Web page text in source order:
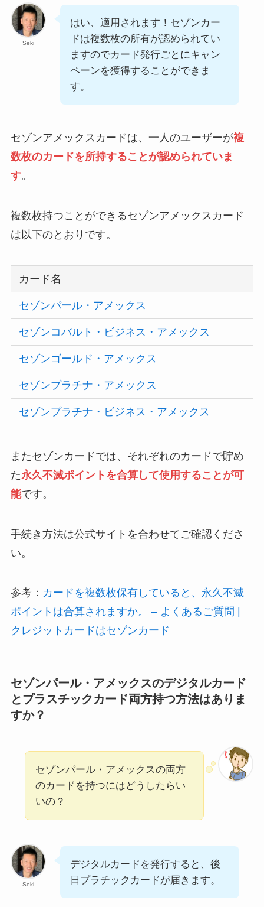
Seki
はい、適用されます！セゾンカー
ドは複数枚の所有が認められてい
ますのでカード発行ごとにキャン
ペーンを獲得することができま
す。
セゾンアメックスカードは、一人のユーザーが複
数枚のカードを所持することが認められていま
す。
複数枚持つことができるセゾンアメックスカード
は以下のとおりです。
カード名
セゾンパール・ アメックス
セゾンコバルト・ビジネス・アメックス
セゾンゴールド・アメックス
セゾンプラチナ・アメックス
セゾンプラチナ・ビジネス・アメックス
またセゾンカードでは、それぞれのカードで貯め
た永久不滅ポイントを合算して使用することが可
能です。
手続き方法は公式サイトを合わせてご確認くださ
い。
参考： カードを複数枚保有していると、永久不滅
ポイントは合算されますか。 – よくあるご質問 |
クレジットカードはセゾンカード
セゾンパール・アメックスのデジタルカード
とプラスチックカード両方持つ方法はありま
すか？
セゾンパール・アメックスの両方
のカードを持つにはどうしたらい
いの？
Seki
デジタルカードを発行すると、後
日プラチックカードが届きます。